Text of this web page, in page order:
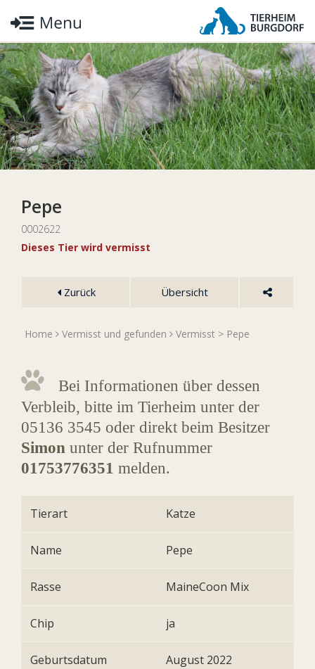
Pepe
0002622
Dieses Tier wird vermisst
Zurück Übersicht
Home Vermisst und gefunden Vermisst > Pepe
Bei Informationen über dessen
Verbleib, bitte im Tierheim unter der
05136 3545 oder direkt beim Besitzer
Simon unter der Rufnummer
01753776351 melden.
Tierart Katze
Name Pepe
Rasse MaineCoon Mix
Chip ja
Geburtsdatum August 2022